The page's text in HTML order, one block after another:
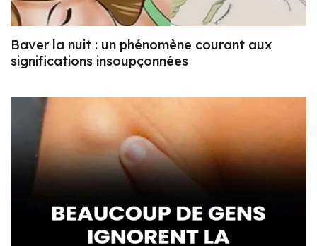
Baver la nuit : un phénomène courant aux
significations insoupçonnées